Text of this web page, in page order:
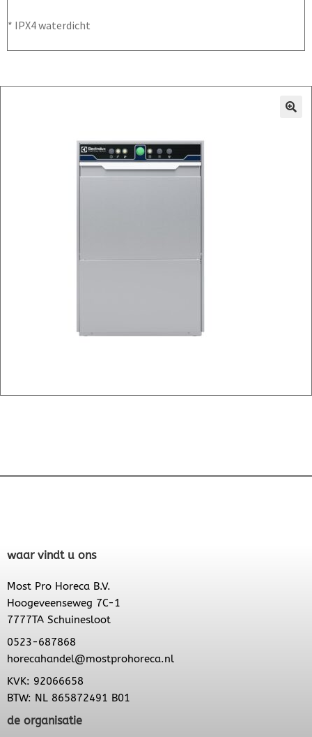
* IPX4 waterdicht
waar vindt u ons
Most Pro Horeca B.V.
Hoogeveenseweg 7C-1
7777TA Schuinesloot
0523-687868
horecahandel@mostprohoreca.nl
KVK: 92066658
BTW: NL 865872491 B01
de organisatie